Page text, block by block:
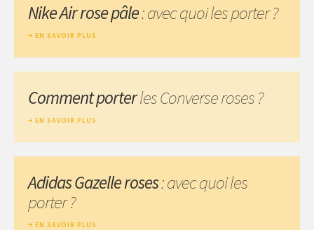
Nike Air rose pâle: avec quoi les porter ?
EN SAVOIR PLUS
Comment porterles Converse roses ?
EN SAVOIR PLUS
Adidas Gazelle roses: avec quoi les
porter ?
EN SAVOIR PLUS